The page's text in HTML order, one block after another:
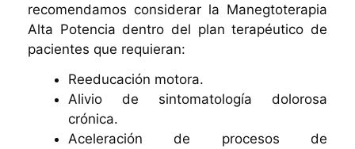
recomendamos considerar la Manegtoterapia
Alta Potencia dentro del plan terapéutico de
pacientes que requieran:
Reeducación motora.
Alivio de sintomatología dolorosa
crónica.
Aceleración de procesos de